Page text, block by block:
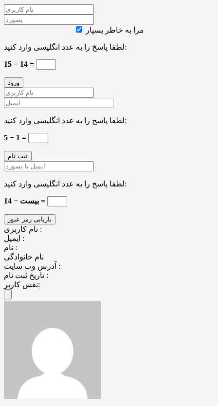
مرا به خاطر بسپار
لطفا پاسخ را به عدد انگلیسی وارد کنید:
15 − 14 =
لطفا پاسخ را به عدد انگلیسی وارد کنید:
5 − 1 =
لطفا پاسخ را به عدد انگلیسی وارد کنید:
بیست − 14 =
نام کاربری :
ایمیل :
نام :
نام خانوادگی
آدرس وب سایت :
تاریخ ثبت نام :
نقش کاربر: